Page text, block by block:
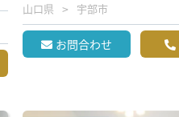
山口県 宇部市
お問合わせ